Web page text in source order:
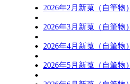
2026年2月新蒐（自筆物）
2026年3月新蒐（自筆物）
2026年4月新蒐（自筆物）
2026年5月新蒐（自筆物）